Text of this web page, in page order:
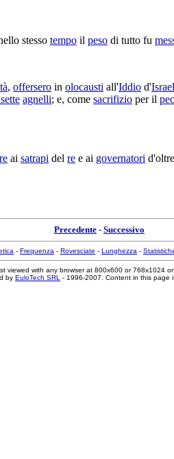
stesso tempo il peso di tutto fu
, offersero in olocausti all'Iddio d'
agnelli; e, come sacrifizio per il
re ai satrapi del re e ai governatori
Precedente - Successivo
- Frequenza - Rovesciate - Lunghezza -
viewed with any browser at 800x600 or 768x1024
by EuloTech SRL - 1996-2007. Content in this page